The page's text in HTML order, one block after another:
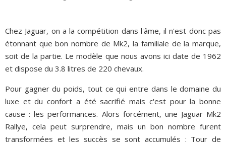
Chez Jaguar, on a la compétition dans l'âme, il n'est donc pas
étonnant que bon nombre de Mk2, la familiale de la marque,
soit de la partie. Le modèle que nous avons ici date de 1962
et dispose du 3.8 litres de 220 chevaux.
Pour gagner du poids, tout ce qui entre dans le domaine du
luxe et du confort a été sacrifié mais c'est pour la bonne
cause : les performances. Alors forcément, une Jaguar Mk2
Rallye, cela peut surprendre, mais un bon nombre furent
transformées et les succès se sont accumulés : Tour de